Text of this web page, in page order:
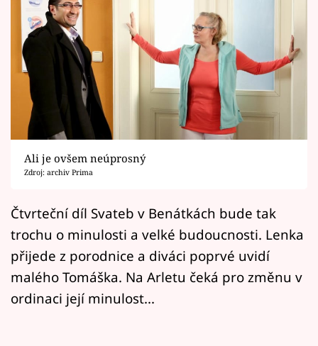
Vztahy
Seriály
Horoskopy
Sledujte prima+
Filmový festival Karlovy Vary
Mámy sobě
Přihlášení
Ali je ovšem neúprosný
Zdroj: archiv Prima
Čtvrteční díl Svateb v Benátkách bude tak
trochu o minulosti a velké budoucnosti. Lenka
přijede z porodnice a diváci poprvé uvidí
malého Tomáška. Na Arletu čeká pro změnu v
ordinaci její minulost...